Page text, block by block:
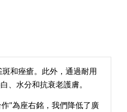
和痤瘡。此外，通過耐用
、水分和抗衰老護膚。
"為座右銘，我們降低了廣